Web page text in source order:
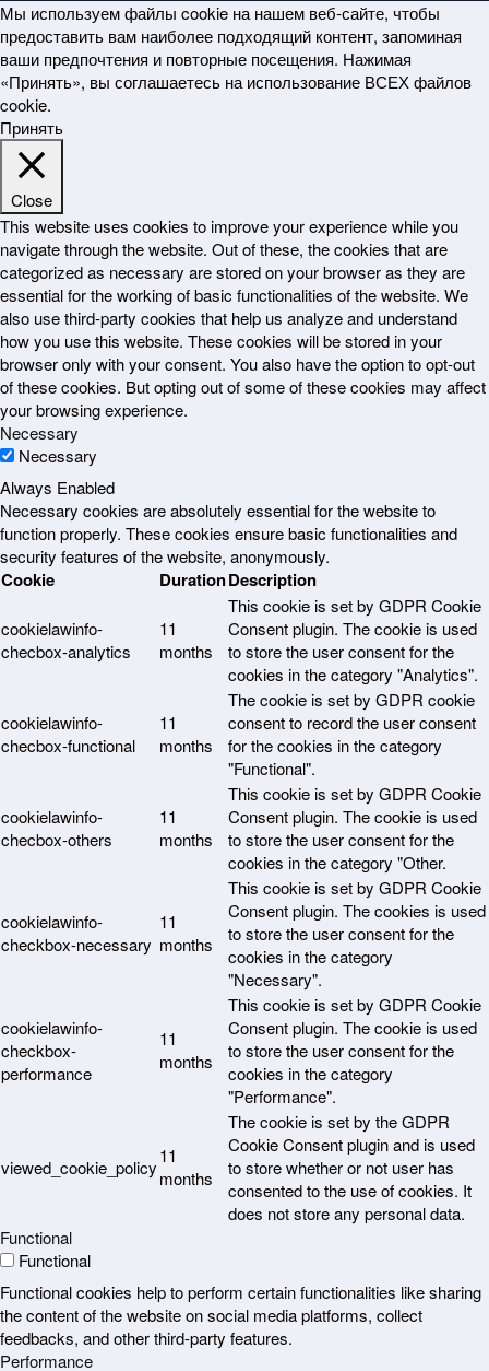
Мы используем файлы cookie на нашем веб-сайте, чтобы
предоставить вам наиболее подходящий контент, запоминая
ваши предпочтения и повторные посещения. Нажимая
«Принять», вы соглашаетесь на использование ВСЕХ файлов
cookie.
Принять
Close
This website uses cookies to improve your experience while you
navigate through the website. Out of these, the cookies that are
categorized as necessary are stored on your browser as they are
essential for the working of basic functionalities of the website. We
also use third-party cookies that help us analyze and understand
how you use this website. These cookies will be stored in your
browser only with your consent. You also have the option to opt-out
of these cookies. But opting out of some of these cookies may affect
your browsing experience.
Necessary
Necessary
Always Enabled
Necessary cookies are absolutely essential for the website to
function properly. These cookies ensure basic functionalities and
security features of the website, anonymously.
Cookie DurationDescription
cookielawinfo-
checbox-analytics
11
months
This cookie is set by GDPR Cookie
Consent plugin. The cookie is used
to store the user consent for the
cookies in the category "Analytics".
cookielawinfo-
checbox-functional
11
months
The cookie is set by GDPR cookie
consent to record the user consent
for the cookies in the category
"Functional".
cookielawinfo-
checbox-others
11
months
This cookie is set by GDPR Cookie
Consent plugin. The cookie is used
to store the user consent for the
cookies in the category "Other.
cookielawinfo-
checkbox-necessary
11
months
This cookie is set by GDPR Cookie
Consent plugin. The cookies is used
to store the user consent for the
cookies in the category
"Necessary".
cookielawinfo-
checkbox-
performance
11
months
This cookie is set by GDPR Cookie
Consent plugin. The cookie is used
to store the user consent for the
cookies in the category
"Performance".
viewed_cookie_policy
11
months
The cookie is set by the GDPR
Cookie Consent plugin and is used
to store whether or not user has
consented to the use of cookies. It
does not store any personal data.
Functional
Functional
Functional cookies help to perform certain functionalities like sharing
the content of the website on social media platforms, collect
feedbacks, and other third-party features.
Performance